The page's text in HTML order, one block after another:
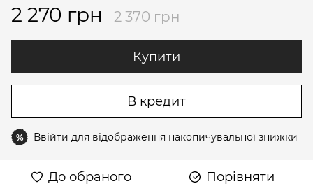
2 270 грн 2 370 грн
Купити
В кредит
% Ввійти для відображення накопичувальної знижки
До обраного Порівняти